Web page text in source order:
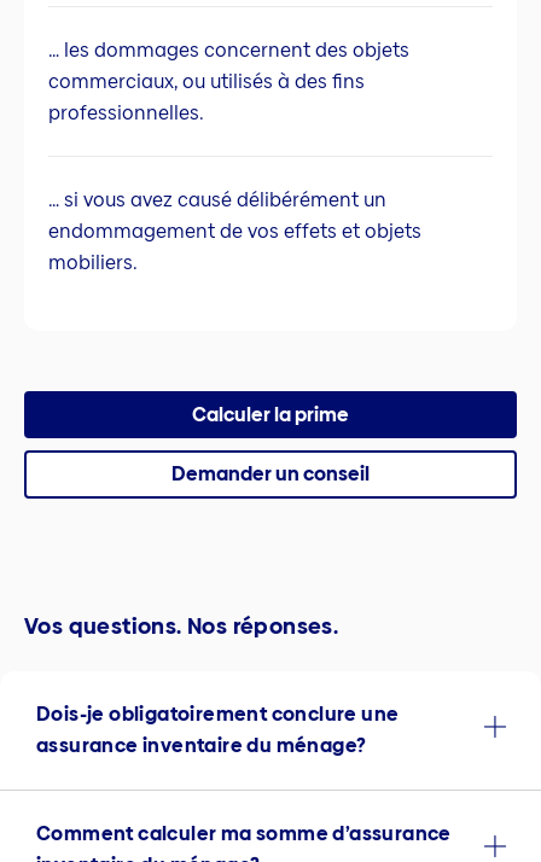
… les dommages concernent des objets
commerciaux, ou utilisés à des fins
professionnelles.
… si vous avez causé délibérément un
endommagement de vos effets et objets
mobiliers.
Calculer la prime
Demander un conseil
Vos questions. Nos réponses.
Dois-je obligatoirement conclure une
assurance inventaire du ménage?
Comment calculer ma somme d’assurance